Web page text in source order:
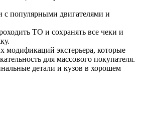
с популярными двигателями и
ТО и сохранять все чеки и
модификаций экстерьера, которые
для массового покупателя.
детали и кузов в хорошем